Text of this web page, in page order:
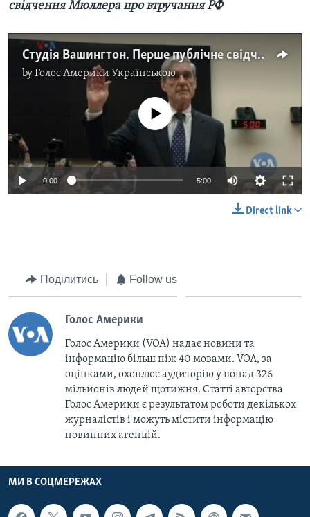
свідчення Мюллера про втручання РФ
Студія Вашингтон. Перше публічне свідчення Мюллера про втручання РФ
byГолос Америки Українською
No media source currently available
0:00 5:00
Direct link
Поділитись Follow us
Голос Америки
Голос Америки (VOA) надає новини та
інформацію більш ніж 40 мовами. VOA, за
оцінками, охоплює аудиторію у понад 326
мільйонів людей щотижня. Статті авторства
Голос Америки є результатом роботи декількох
журналістів і можуть містити інформацію
новинних агенцій.
МИ В СОЦМЕРЕЖАХ